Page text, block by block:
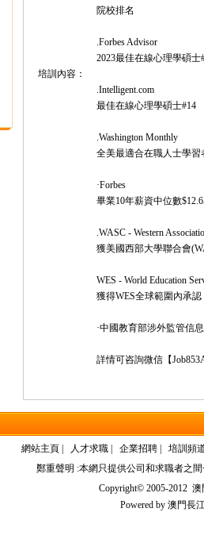
培訓內容：
院校排名
.Forbes Advisor
2023最佳在線心理學碩士
.Intelligent.com
最佳在線心理學碩士#14
.Washington Monthly
全美最適合在職人士學習
·Forbes
畢業10年薪資中位數
.WASC - Western
獲美國西部大學聯合會
WES - World Education
獲得WES全球範圍內承
·中國教育部涉外監管信
詳情可咨詢微信【
網站主頁| 人才求職| 企業招聘| 培訓頻
鄭重聲明 :本網只提供公司和求職者之
Copyright© 2005-2012 澳
Powered by 澳門長